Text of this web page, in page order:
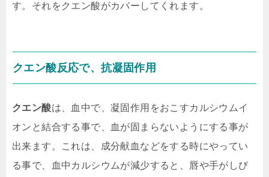
す。それをクエン酸がカバーしてくれます。
クエン酸反応で、抗凝固作用
クエン酸は、血中で、凝固作用をおこすカルシウムイ
オンと結合する事で、血が固まらないようにする事が
出来ます。これは、成分献血などをする時にやってい
る事で、血中カルシウムが減少すると、唇や手がしび